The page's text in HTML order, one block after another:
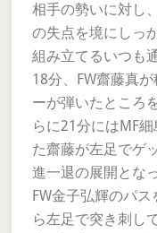
相手の勢いに対し
の失点を境にしっ
組み立てるいつも
18分、FW齋藤真
ーが弾いたところ
らに21分にはMF
た齋藤が左足でゲ
進一退の展開とな
FW金子弘輝のパ
ら左足で突き刺し